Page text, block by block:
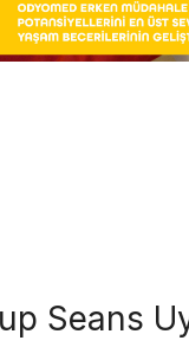
Seans